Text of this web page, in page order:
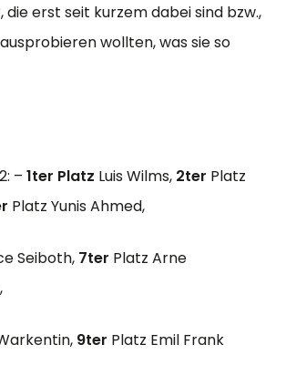
die erst seit kurzem dabei sind bzw.,
wollten, was sie so
– 1ter Platz Luis Wilms, 2ter Platz
Platz Yunis Ahmed,
Seiboth, 7ter Platz Arne
9ter Platz Emil Frank